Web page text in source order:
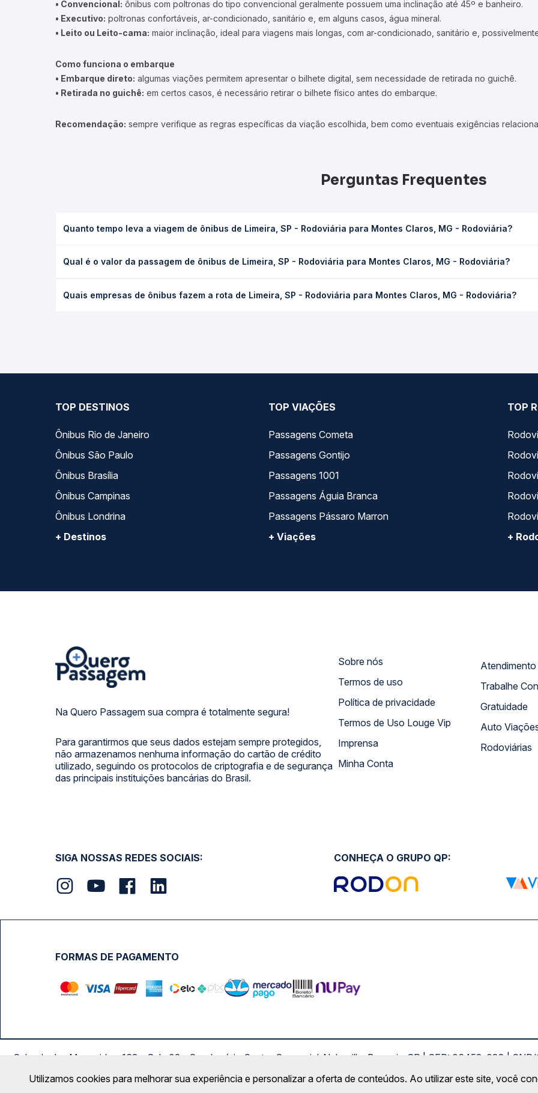
• Convencional: ônibus com poltronas do tipo convencional geralmente possuem uma inclinação até 45º e banheiro.
• Executivo: poltronas confortáveis, ar-condicionado, sanitário e, em alguns casos, água mineral.
• Leito ou Leito-cama: maior inclinação, ideal para viagens mais longas, com ar-condicionado, sanitário e,
Como funciona o embarque
• Embarque direto: algumas viações permitem apresentar o bilhete digital, sem necessidade de retirada no guichê.
• Retirada no guichê: em certos casos, é necessário retirar o bilhete físico antes do embarque.
Recomendação: sempre verifique as regras específicas da viação escolhida, bem como eventuais exigências
Perguntas Frequentes
Quanto tempo leva a viagem de ônibus de Limeira, SP - Rodoviária para Montes Claros, MG - Rodoviária?
(convencional, executivo ou leito) e as condições de tráfego. Na Quero Passagem você consulta os horários
Qual é o valor da passagem de ônibus de Limeira, SP - Rodoviária para Montes Claros, MG - Rodoviária?
empresa, o tipo de poltrona e a antecedência da compra. Na Quero Passagem você compara os preços de todas as
Quais empresas de ônibus fazem a rota de Limeira, SP - Rodoviária para Montes Claros, MG - Rodoviária?
TOP DESTINOS
Ônibus Rio de Janeiro
Ônibus São Paulo
Ônibus Brasília
Ônibus Campinas
Ônibus Londrina
+ Destinos
TOP VIAÇÕES
Passagens Cometa
Passagens Gontijo
Passagens 1001
Passagens Águia Branca
Passagens Pássaro Marron
+ Viações
TOP
+
Na Quero Passagem sua compra é totalmente segura!
Para garantirmos que seus dados estejam sempre protegidos,
não armazenamos nenhuma informação do cartão de crédito
utilizado, seguindo os protocolos de criptografia e de segurança
das principais instituições bancárias do Brasil.
Sobre nós
Termos de uso
Política de privacidade
Termos de Uso Louge Vip
Imprensa
Minha Conta
Trabalhe
Gratuidade
Auto
Rodoviárias
SIGA NOSSAS REDES SOCIAIS: CONHEÇA O GRUPO QP:
FORMAS DE PAGAMENTO
Calçada das Margaridas, 163 - Sala 02 - Condomínio Centro Comercial Alphaville, Barueri - SP | CEP: 06453-038 |
Copyright 2026 © QueroPassagem.com.br
Utilizamos cookies para melhorar sua experiência e personalizar a oferta de conteúdos. Ao utilizar este site, você